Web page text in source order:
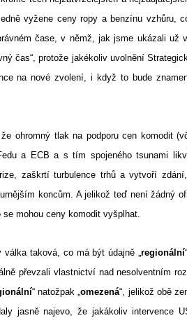
vyžene ceny ropy a benzínu vzhůru,
čase, v němž, jak jsme ukázali
čas“, protože jakékoliv uvolnění
na nové zvolení, i když to bude
ohromný tlak na podporu cen komodit
a ECB a s tím spojeného tsunami
zaškrtí turbulence trhů a vytvoří
koncům. A jelikož teď není žádný
mohou ceny komodit vyšplhat.
taková, co má být údajně „regionální
převzali vlastnictví nad nesolventním
“ natožpak „omezená“, jelikož obě
jasně najevo, že jakákoliv intervence